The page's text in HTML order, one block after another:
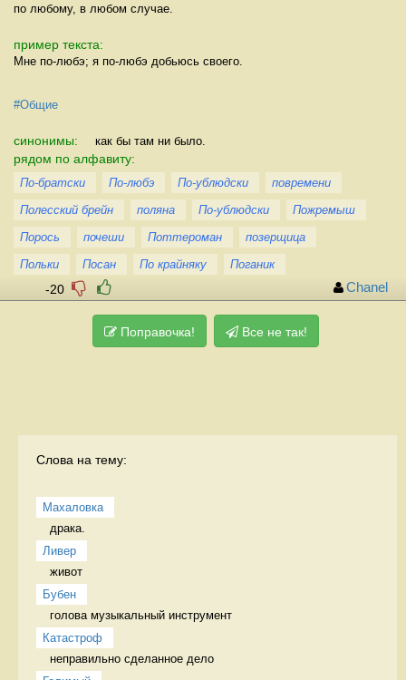
по любому, в любом случае.
пример текста:
Мне по-любэ; я по-любэ добьюсь своего.
#Общие
синонимы: как бы там ни было.
рядом по алфавиту:
По-братски По-любэ По-ублюдски
повремени
Полесский брейн
поляна По-ублюдски
Пожремыш
Порось
почеши Поттероман
позерщица
Польки
Посан По крайняку Поганик
-20 Chanel
Поправочка! Все не так!
Слова на тему:
Махаловка
драка.
Ливер
живот
Бубен
голова музыкальный инструмент
Катастроф
неправильно сделанное дело